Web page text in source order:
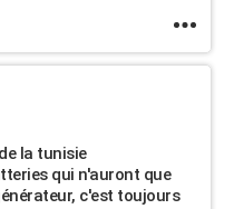
la tunisie
qui n'auront que
c'est toujours